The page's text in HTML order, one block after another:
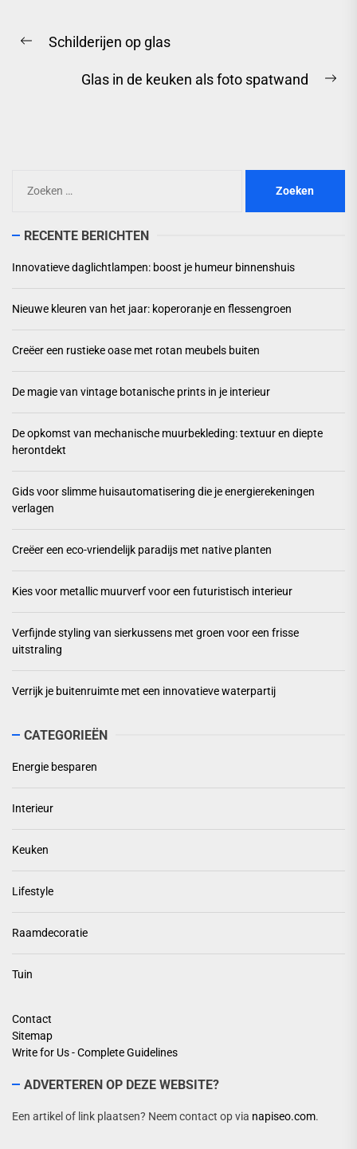
Previous
Schilderijen op glas
Glas in de keuken als foto spatwand
naar:
RECENTE BERICHTEN
Innovatieve daglichtlampen: boost je humeur binnenshuis
Nieuwe kleuren van het jaar: koperoranje en flessengroen
Creëer een rustieke oase met rotan meubels buiten
De magie van vintage botanische prints in je interieur
De opkomst van mechanische muurbekleding: textuur en diepte
herontdekt
Gids voor slimme huisautomatisering die je energierekeningen
verlagen
Creëer een eco-vriendelijk paradijs met native planten
Kies voor metallic muurverf voor een futuristisch interieur
Verfijnde styling van sierkussens met groen voor een frisse
uitstraling
Verrijk je buitenruimte met een innovatieve waterpartij
CATEGORIEËN
Energie besparen
Interieur
Keuken
Lifestyle
Raamdecoratie
Tuin
Contact
Sitemap
Write for Us - Complete Guidelines
ADVERTEREN OP DEZE WEBSITE?
Een artikel of link plaatsen? Neem contact op via napiseo.com.